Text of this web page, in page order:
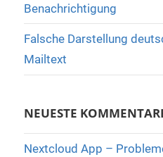
Benachrichtigung
Falsche Darstellung
Mailtext
NEUESTE
Nextcloud App –